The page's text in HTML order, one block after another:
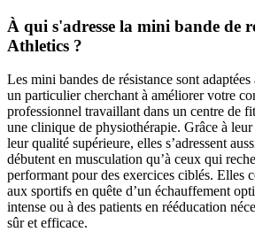
À qui s'adresse la mini bande de
Athletics ?
Les mini bandes de résistance sont
un particulier cherchant à améliorer votre
professionnel travaillant dans un centre de
une clinique de physiothérapie. Grâce à
leur qualité supérieure, elles s’adressent
débutent en musculation qu’à ceux qui
performant pour des exercices ciblés. Elles
aux sportifs en quête d’un échauffement
intense ou à des patients en rééducation
sûr et efficace.